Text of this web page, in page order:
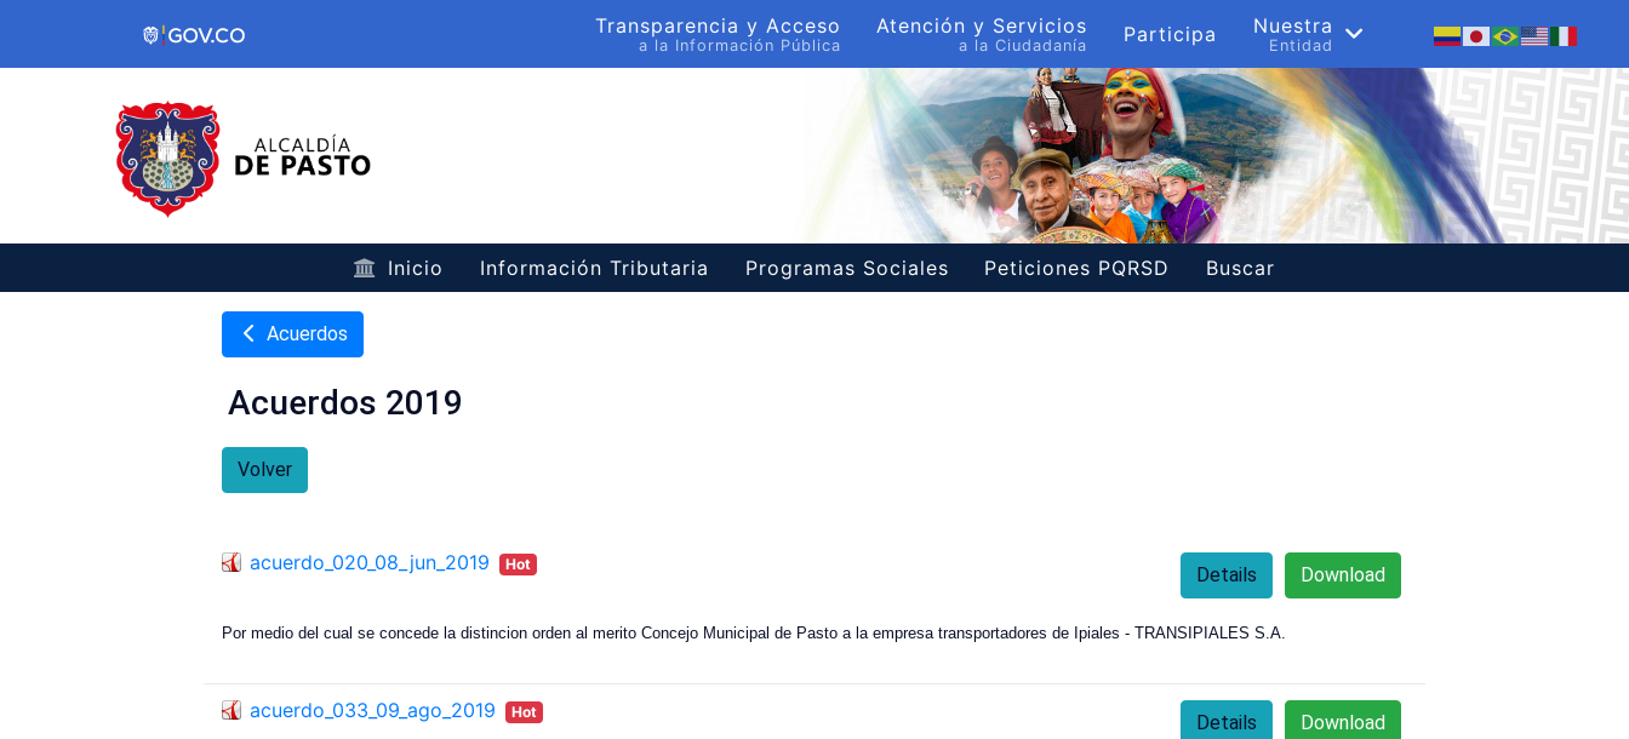
Transparencia y Acceso
a la Información Pública
Atención y Servicios
a la Ciudadanía Participa Nuestra
Entidad
Inicio Información Tributaria Programas Sociales Peticiones PQRSD Buscar
Acuerdos
Acuerdos 2019
Volver
acuerdo_020_08_jun_2019 Hot Download
Details
Por medio del cual se concede la distincion orden al merito Concejo Municipal de Pasto a la empresa transportadores de Ipiales - TRANSIPIALES S.A.
acuerdo_033_09_ago_2019 Hot Download
Details